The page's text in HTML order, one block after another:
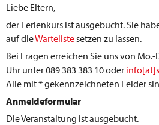
Liebe Eltern,
der Ferienkurs ist ausgebucht. Sie
auf dieWarteliste setzen zu lassen.
Bei Fragen erreichen Sie uns von Mo.-
Uhr unter 089 383 383 10 oder
Alle mit*gekennzeichneten Felder
Anmeldeformular
Die Veranstaltung ist ausgebucht.